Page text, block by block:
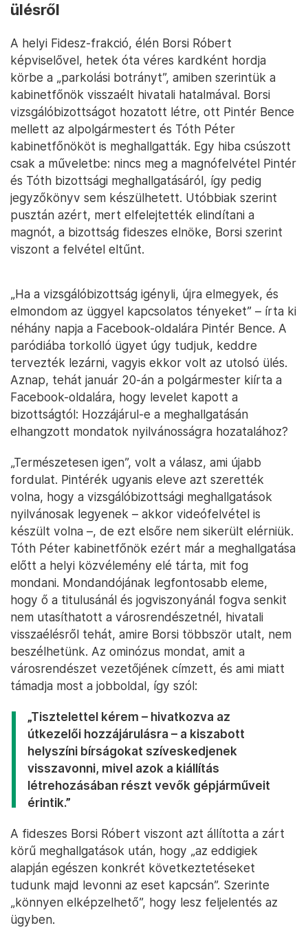
ülésről
A helyi Fidesz-frakció, élén Borsi Róbert
képviselővel, hetek óta véres kardként hordja
körbe a „parkolási botrányt”, amiben szerintük a
kabinetfőnök visszaélt hivatali hatalmával. Borsi
vizsgálóbizottságot hozatott létre, ott Pintér Bence
mellett az alpolgármestert és Tóth Péter
kabinetfőnököt is meghallgatták. Egy hiba csúszott
csak a műveletbe: nincs meg a magnófelvétel Pintér
és Tóth bizottsági meghallgatásáról, így pedig
jegyzőkönyv sem készülhetett. Utóbbiak szerint
pusztán azért, mert elfelejtették elindítani a
magnót, a bizottság fideszes elnöke, Borsi szerint
viszont a felvétel eltűnt.
„Ha a vizsgálóbizottság igényli, újra elmegyek, és
elmondom az üggyel kapcsolatos tényeket” – írta ki
néhány napja a Facebook-oldalára Pintér Bence. A
paródiába torkolló ügyet úgy tudjuk, keddre
tervezték lezárni, vagyis ekkor volt az utolsó ülés.
Aznap, tehát január 20-án a polgármester kiírta a
Facebook-oldalára, hogy levelet kapott a
bizottságtól: Hozzájárul-e a meghallgatásán
elhangzott mondatok nyilvánosságra hozatalához?
„Természetesen igen”, volt a válasz, ami újabb
fordulat. Pintérék ugyanis eleve azt szerették
volna, hogy a vizsgálóbizottsági meghallgatások
nyilvánosak legyenek – akkor videófelvétel is
készült volna –, de ezt elsőre nem sikerült elérniük.
Tóth Péter kabinetfőnök ezért már a meghallgatása
előtt a helyi közvélemény elé tárta, mit fog
mondani. Mondandójának legfontosabb eleme,
hogy ő a titulusánál és jogviszonyánál fogva senkit
nem utasíthatott a városrendészetnél, hivatali
visszaélésről tehát, amire Borsi többször utalt, nem
beszélhetünk. Az ominózus mondat, amit a
városrendészet vezetőjének címzett, és ami miatt
támadja most a jobboldal, így szól:
„Tisztelettel kérem – hivatkozva az
útkezelői hozzájárulásra – a kiszabott
helyszíni bírságokat szíveskedjenek
visszavonni, mivel azok a kiállítás
létrehozásában részt vevők gépjárműveit
érintik.”
A fideszes Borsi Róbert viszont azt állította a zárt
körű meghallgatások után, hogy „az eddigiek
alapján egészen konkrét következtetéseket
tudunk majd levonni az eset kapcsán”. Szerinte
„könnyen elképzelhető”, hogy lesz feljelentés az
ügyben.